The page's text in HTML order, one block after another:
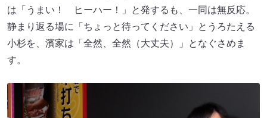
は「うまい！ ヒーハー！」と発するも、一同は無反応。
静まり返る場に「ちょっと待ってください」とうろたえる
小杉を、濱家は「全然、全然（大丈夫）」となぐさめま
す。